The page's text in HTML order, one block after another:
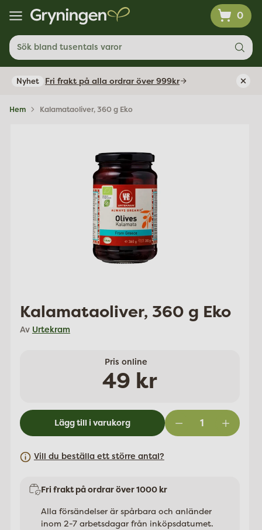
0
Sök bland tusentals varor
Nyhet Fri frakt på alla ordrar över 999kr
Hem Kalamataoliver, 360 g Eko
Kalamataoliver, 360 g Eko
Av Urtekram
Pris online
Ordinarie
pris
49 kr
Lägg till i varukorg
Vill du beställa ett större antal?
Fri frakt på ordrar över 1000 kr
Alla försändelser är spårbara och anländer
inom 2-7 arbetsdagar från inköpsdatumet.